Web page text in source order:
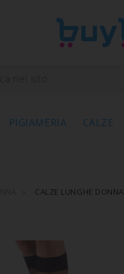
PIGIAMERIA CALZE
CALZE LUNGHE DONNA